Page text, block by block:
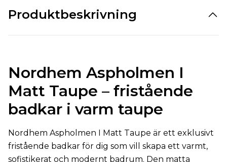
Produktbeskrivning
Nordhem Aspholmen I
Matt Taupe – fristående
badkar i varm taupe
Nordhem Aspholmen I Matt Taupe är ett exklusivt
fristående badkar för dig som vill skapa ett varmt,
sofistikerat och modernt badrum. Den matta